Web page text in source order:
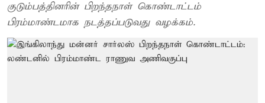
குடும்பத்தினரின் பிறந்தநாள் கொண்டாட்டம்
பிரம்மாண்டமாக நடத்தப்படுவது வழக்கம்.